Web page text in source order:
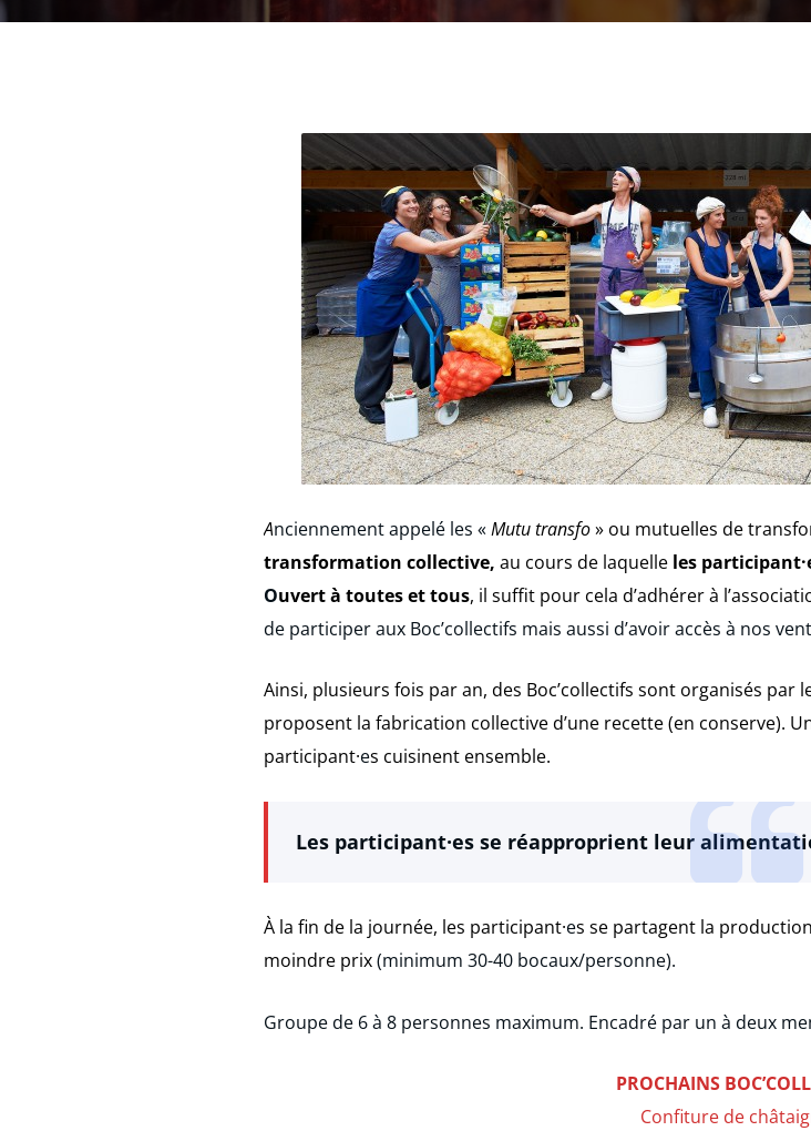
Anciennement appelé les «Mutu transfo» ou mutuelles de
transformation collective, au cours de laquelle les participant·
Ouvert à toutes et tous, il suffit pour cela d’adhérer à
de participer aux Boc’collectifs mais aussi d’avoir accès à nos
Ainsi, plusieurs fois par an, des Boc’collectifs sont organisés par
proposent la fabrication collective d’une recette (en conserve).
participant·es cuisinent ensemble.
Les participant·es se réapproprient leur
À la fin de la journée, les participant·es se partagent la
moindre prix(minimum 30-40 bocaux/personne).
Groupe de 6 à 8 personnes maximum. Encadré par un à deux
PROCHAINS
Confiture de